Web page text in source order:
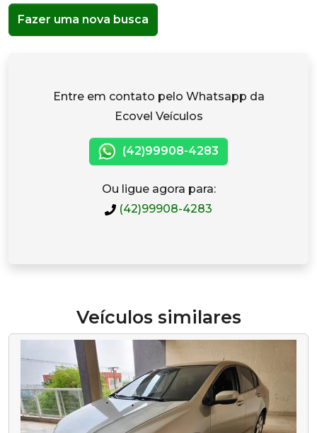
Fazer uma nova busca
Entre em contato pelo Whatsapp da
Ecovel Veículos
(42)99908-4283
Ou ligue agora para:
(42)99908-4283
Veículos similares